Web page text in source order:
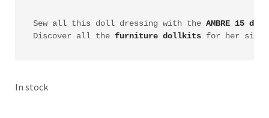
Sew all this doll dressing with the AMBRE 15
Discover all the furniture dollkits for her size
In stock